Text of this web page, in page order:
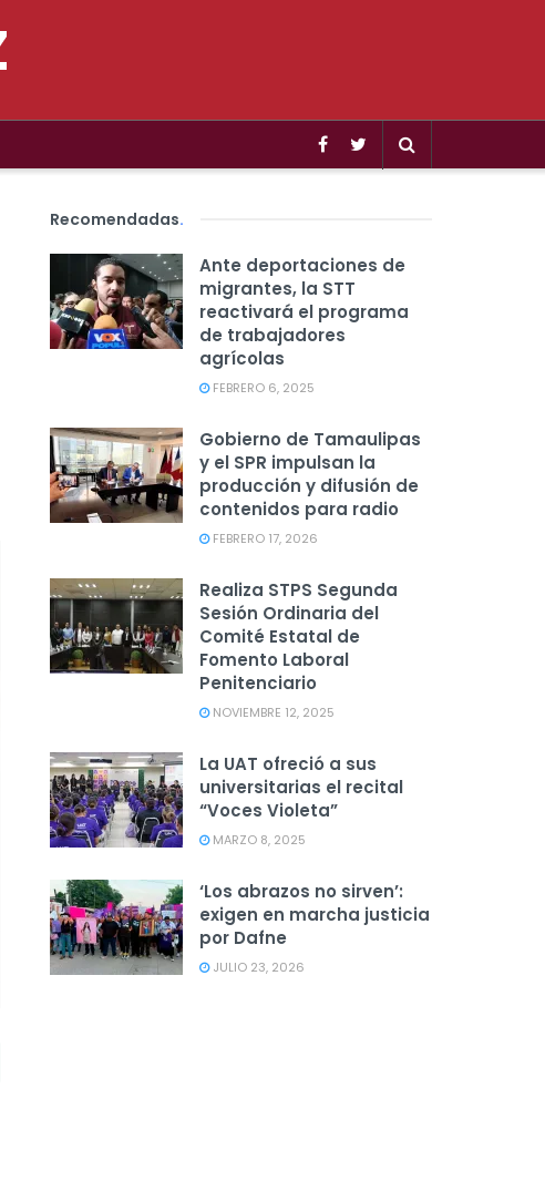
Recomendadas.
Ante deportaciones de
migrantes, la STT
reactivará el programa
de trabajadores
agrícolas
FEBRERO 6, 2025
Gobierno de Tamaulipas
y el SPR impulsan la
producción y difusión de
contenidos para radio
FEBRERO 17, 2026
Realiza STPS Segunda
Sesión Ordinaria del
Comité Estatal de
Fomento Laboral
Penitenciario
NOVIEMBRE 12, 2025
La UAT ofreció a sus
universitarias el recital
“Voces Violeta”
MARZO 8, 2025
‘Los abrazos no sirven’:
exigen en marcha justicia
por Dafne
JULIO 23, 2026